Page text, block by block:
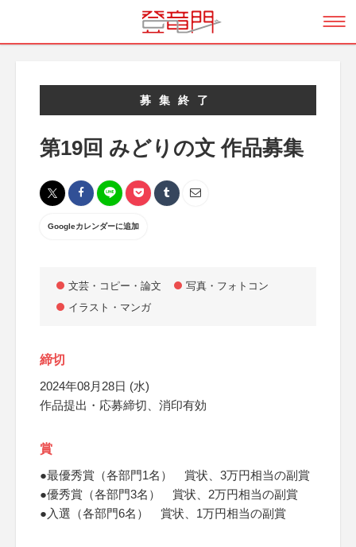
募集終了
第19回 みどりの文 作品募集
Googleカレンダーに追加
文芸・コピー・論文
写真・フォトコン
イラスト・マンガ
締切
2024年08月28日 (水)
作品提出・応募締切、消印有効
賞
●最優秀賞（各部門1名） 賞状、3万円相当の副賞
●優秀賞（各部門3名） 賞状、2万円相当の副賞
●入選（各部門6名） 賞状、1万円相当の副賞